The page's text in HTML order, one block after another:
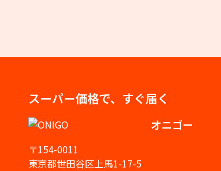
スーパー価格で、すぐ届く
オニゴー
〒154-0011
東京都世田谷区上馬1-17-5